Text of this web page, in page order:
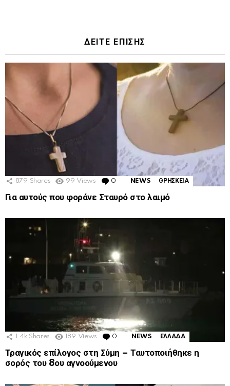
ΔΕΙΤΕ ΕΠΙΣΗΣ
879 Shares 99 Views 0 Comments
NEWS ΘΡΗΣΚΕΙΑ
Για αυτούς που φοράνε Σταυρό στο λαιμό
1.4k Shares 189 Views 0 Comments
NEWS ΕΛΛΑΔΑ
Τραγικός επίλογος στη Σύμη – Ταυτοποιήθηκε η
σορός του 8ου αγνοούμενου